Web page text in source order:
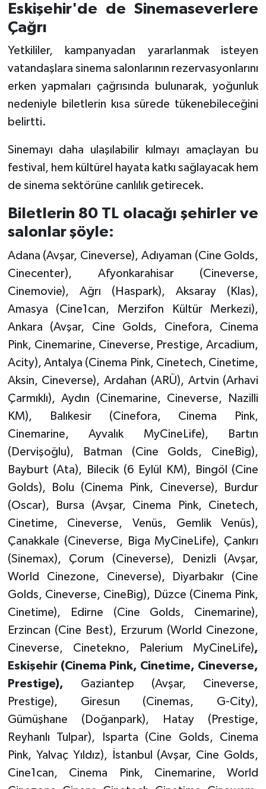
Eskişehir'de de Sinemaseverlere
Çağrı
Yetkililer, kampanyadan yararlanmak isteyen
vatandaşlara sinema salonlarının rezervasyonlarını
erken yapmaları çağrısında bulunarak, yoğunluk
nedeniyle biletlerin kısa sürede tükenebileceğini
belirtti.
Sinemayı daha ulaşılabilir kılmayı amaçlayan bu
festival, hem kültürel hayata katkı sağlayacak hem
de sinema sektörüne canlılık getirecek.
Biletlerin 80 TL olacağı şehirler ve
salonlar şöyle:
Adana (Avşar, Cineverse), Adıyaman (Cine Golds,
Cinecenter), Afyonkarahisar (Cineverse,
Cinemovie), Ağrı (Haspark), Aksaray (Klas),
Amasya (Cine1can, Merzifon Kültür Merkezi),
Ankara (Avşar, Cine Golds, Cinefora, Cinema
Pink, Cinemarine, Cineverse, Prestige, Arcadium,
Acity), Antalya (Cinema Pink, Cinetech, Cinetime,
Aksin, Cineverse), Ardahan (ARÜ), Artvin (Arhavi
Çarmıklı), Aydın (Cinemarine, Cineverse, Nazilli
KM), Balıkesir (Cinefora, Cinema Pink,
Cinemarine, Ayvalık MyCineLife), Bartın
(Dervişoğlu), Batman (Cine Golds, CineBig),
Bayburt (Ata), Bilecik (6 Eylül KM), Bingöl (Cine
Golds), Bolu (Cinema Pink, Cineverse), Burdur
(Oscar), Bursa (Avşar, Cinema Pink, Cinetech,
Cinetime, Cineverse, Venüs, Gemlik Venüs),
Çanakkale (Cineverse, Biga MyCineLife), Çankırı
(Sinemax), Çorum (Cineverse), Denizli (Avşar,
World Cinezone, Cineverse), Diyarbakır (Cine
Golds, Cineverse, CineBig), Düzce (Cinema Pink,
Cinetime), Edirne (Cine Golds, Cinemarine),
Erzincan (Cine Best), Erzurum (World Cinezone,
Cineverse, Cinetekno, Palerium MyCineLife),
Eskişehir (Cinema Pink, Cinetime, Cineverse,
Prestige), Gaziantep (Avşar, Cineverse,
Prestige), Giresun (Cinemas, G-City),
Gümüşhane (Doğanpark), Hatay (Prestige,
Reyhanlı Tulpar), Isparta (Cine Golds, Cinema
Pink, Yalvaç Yıldız), İstanbul (Avşar, Cine Golds,
Cine1can, Cinema Pink, Cinemarine, World